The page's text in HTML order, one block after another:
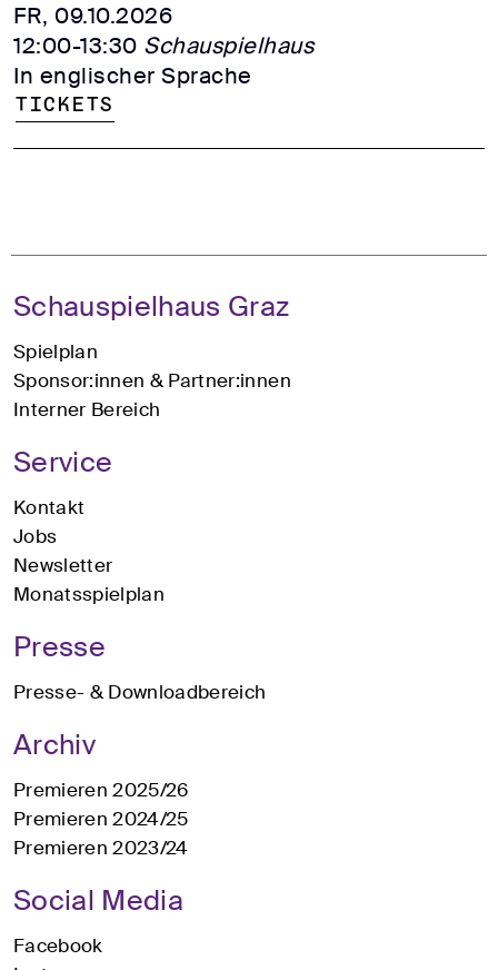
FR, 09.10.2026
12:00-13:30 Schauspielhaus
In englischer Sprache
Tickets
Schauspielhaus Graz
Spielplan
Sponsor:innen & Partner:innen
Interner Bereich
Service
Kontakt
Jobs
Newsletter
Monatsspielplan
Presse
Presse- & Downloadbereich
Archiv
Premieren 2025/26
Premieren 2024/25
Premieren 2023/24
Social Media
Facebook